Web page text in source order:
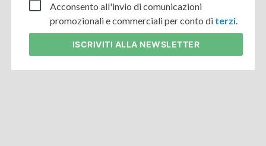
Acconsento all'invio di comunicazioni
promozionali e commerciali per conto di terzi.
ISCRIVITI ALLA NEWSLETTER